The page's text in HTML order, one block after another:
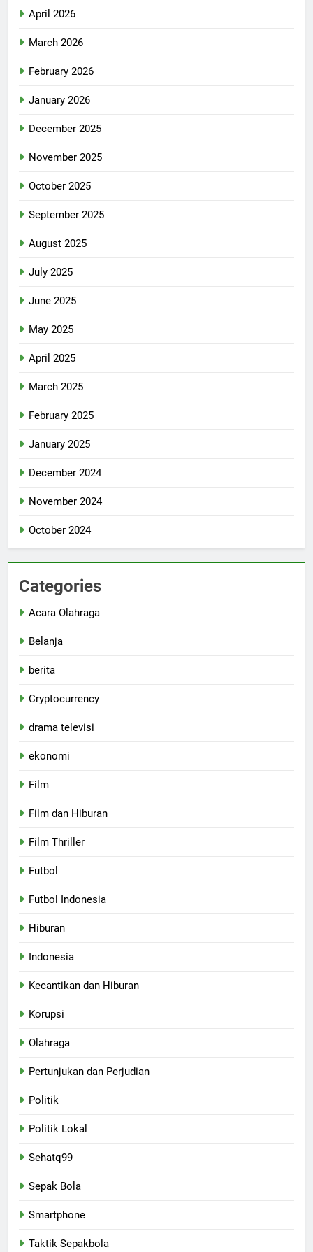
April 2026
March 2026
February 2026
January 2026
December 2025
November 2025
October 2025
September 2025
August 2025
July 2025
June 2025
May 2025
April 2025
March 2025
February 2025
January 2025
December 2024
November 2024
October 2024
Categories
Acara Olahraga
Belanja
berita
Cryptocurrency
drama televisi
ekonomi
Film
Film dan Hiburan
Film Thriller
Futbol
Futbol Indonesia
Hiburan
Indonesia
Kecantikan dan Hiburan
Korupsi
Olahraga
Pertunjukan dan Perjudian
Politik
Politik Lokal
Sehatq99
Sepak Bola
Smartphone
Taktik Sepakbola